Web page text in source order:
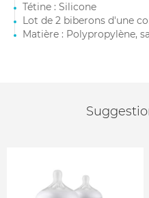
Tétine : Silicone
Lot de 2 biberons d'une
Matière : Polypropylène,